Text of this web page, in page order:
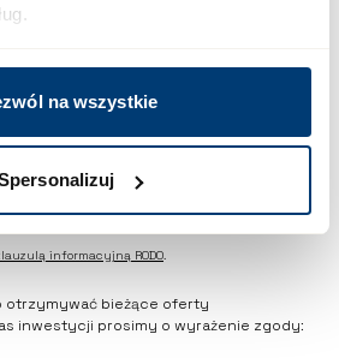
na wszystkie
informacyjną RODO.
otrzymywać bieżące oferty
inwestycji prosimy o wyrażenie zgody: